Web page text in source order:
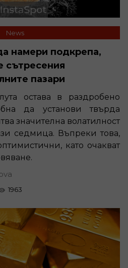
News
намери подкрепа,
сътресения
пазари
остава в раздробено
да установи твърда
значителна волатилност
седмица. Въпреки това,
като очакват
1963